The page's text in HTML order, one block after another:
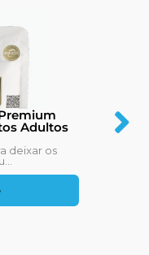
Adultos
deixar os